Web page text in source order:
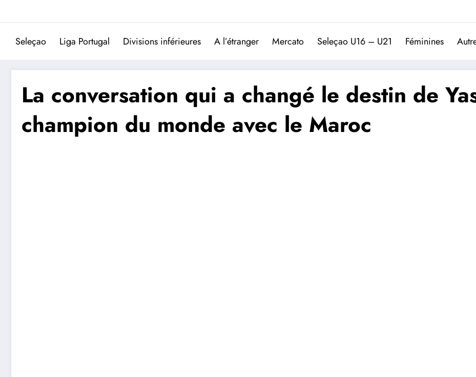
Trivela
L'actualité du football
Seleçao Liga Portugal Divisions inférieures A l’étranger Mercato Seleçao U16 – U21 Féminines
La conversation qui a changé le destin de
champion du monde avec le Maroc